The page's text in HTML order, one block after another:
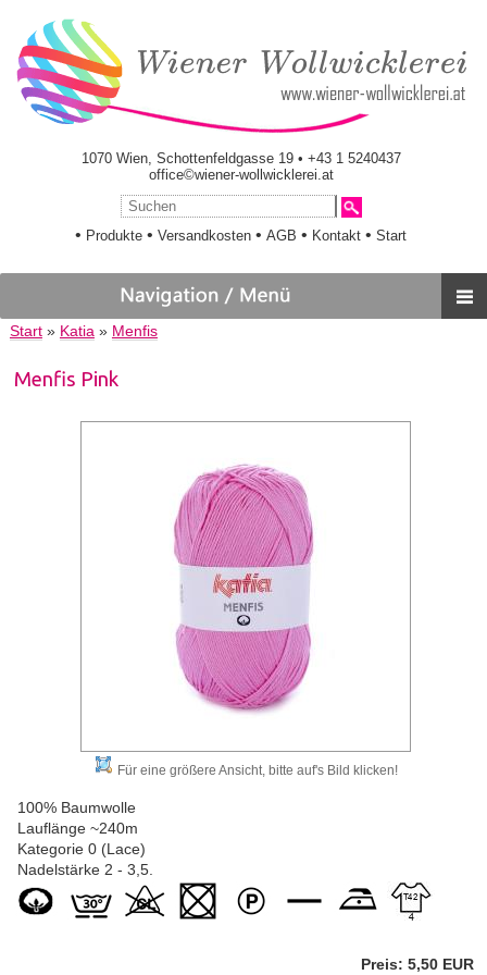
1070 Wien, Schottenfeldgasse 19 • +43 1 5240437
office©wiener-wollwicklerei.at
• Produkte •Versandkosten •AGB • Kontakt •Start
Start» Katia» Menfis
Menfis Pink
Für eine größere Ansicht, bitte auf's Bild klicken!
100% Baumwolle
Lauflänge ~240m
Kategorie 0 (Lace)
Nadelstärke 2 - 3,5.
Preis: 5,50 EUR